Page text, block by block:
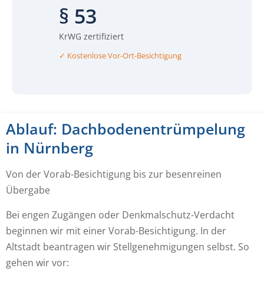
§ 53
KrWG zertifiziert
✓ Kostenlose Vor-Ort-Besichtigung
Ablauf: Dachbodenentrümpelung
in Nürnberg
Von der Vorab-Besichtigung bis zur besenreinen
Übergabe
Bei engen Zugängen oder Denkmalschutz-Verdacht
beginnen wir mit einer Vorab-Besichtigung. In der
Altstadt beantragen wir Stellgenehmigungen selbst. So
gehen wir vor: